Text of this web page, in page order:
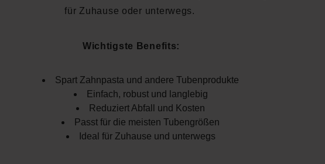
für Zuhause oder unterwegs.
Wichtigste Benefits:
Spart Zahnpasta und andere Tubenprodukte
Einfach, robust und langlebig
Reduziert Abfall und Kosten
Passt für die meisten Tubengrößen
Ideal für Zuhause und unterwegs